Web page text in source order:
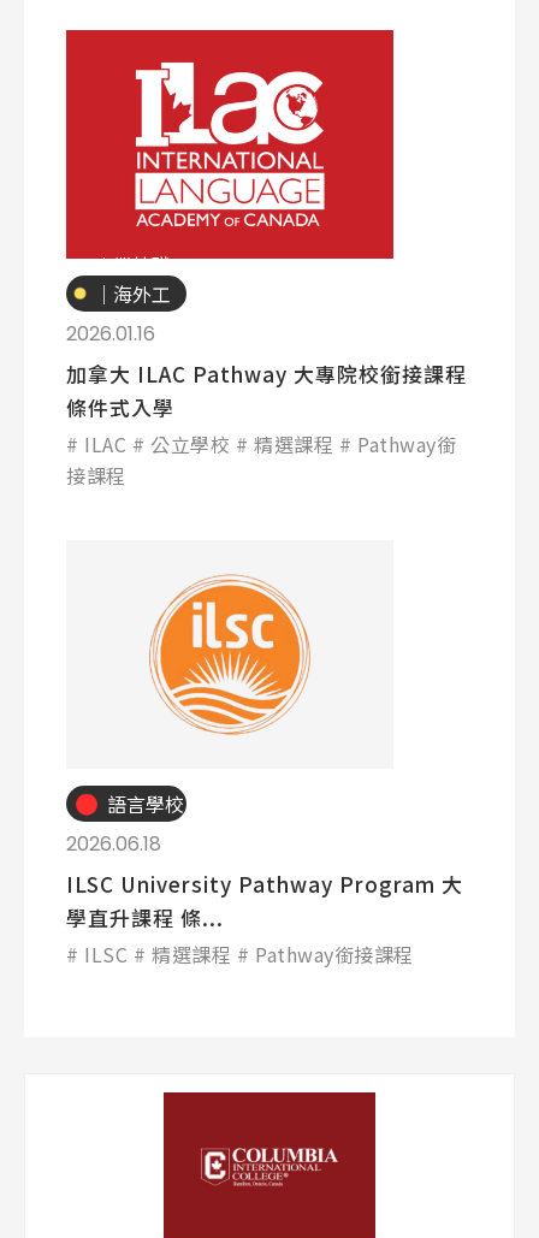
專業技職
｜海外工
讀
2026.01.16
加拿大 ILAC Pathway 大專院校銜接課程
條件式入學
ILAC 公立學校 精選課程
Pathway銜
接課程
語言學校
2026.06.18
ILSC University Pathway Program 大
學直升課程 條...
ILSC 精選課程 Pathway銜接課程